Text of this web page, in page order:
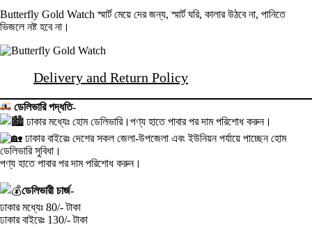
Butterfly Gold Watch স্মার্ট মেয়ে দের জন্য, স্মার্ট ঘরি, কালার উঠবে না, পানিতে
ভিজলে নষ্ট হবে না।
Delivery and Return Policy
ডেলিভারি পদ্ধতি-
ঢাকার মধ্যেঃ হোম ডেলিভারি।পণ্য হাতে পাবার পর দাম পরিশোধ করুন।
ঢাকার বাইরেঃ দেশের সকল জেলা-উপজেলা এবং ইউনিয়ন পর্যায়ে পাচ্ছেন হোম
ডেলিভারি সুবিধা।
পণ্য হাতে পাবার পর দাম পরিশোধ করুন।
ডেলিভারী চার্জ-
ঢাকার মধ্যেঃ 80/- টাকা
ঢাকার বাইরেঃ 130/- টাকা